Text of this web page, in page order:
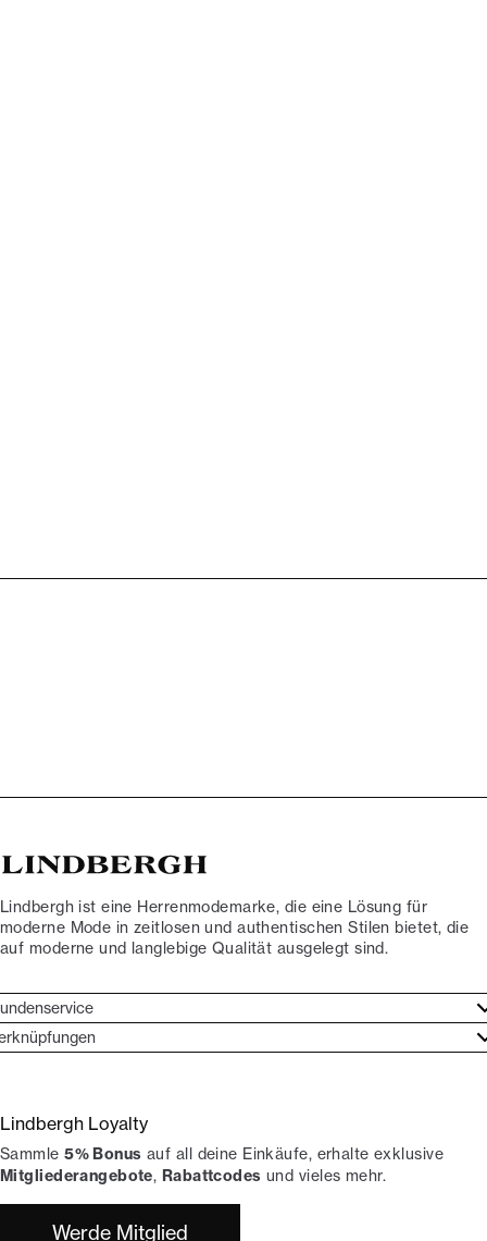
Lindbergh ist eine Herrenmodemarke, die eine Lösung für
moderne Mode in zeitlosen und authentischen Stilen bietet, die
auf moderne und langlebige Qualität ausgelegt sind.
widerrufen
Lindbergh-Botschafter
Lindbergh Loyalty
Sammle5% Bonus auf all deine Einkäufe, erhalte exklusive
Mitgliederangebote, Rabattcodes und vieles mehr.
Werde Mitglied